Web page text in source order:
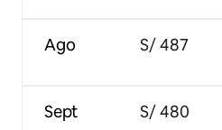
Ago
Sept
S/ 487
S/ 480